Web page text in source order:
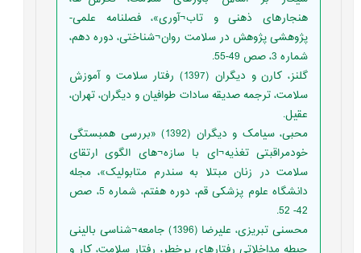
هنجارهای ذهنی و تاب¬آوری»، فصلنامه علمی-
پژوهشی پژوهش در سلامت روان¬شناختی، دوره دهم،
شماره 3، صص 49-55.
گلنز، کارن و دیگران (1397) رفتار سلامت و آموزش
سلامت، ترجمه صدیقه سادات طوافیان و دیگران، تهران،
عقیل.
محبی، سیامک و دیگران (1392) «بررسی همبستگی
خودمراقبتی تغذیه¬ای با سازه¬های الگوی ارتقای
سلامت در زنان مبتلا به سندرم متابولیک»، مجله
دانشگاه علوم پزشکی قم، دوره هفتم، شماره 5، صص
42- 52.
محسنی تبریزی، علیرضا (1396) جامعه¬شناسی بالینی